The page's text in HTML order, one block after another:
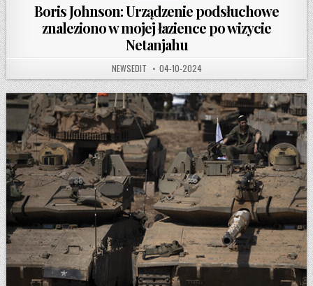
Boris Johnson: Urządzenie podsłuchowe
znaleziono w mojej łazience po wizycie
Netanjahu
AUTHOR:
NEWSEDIT PUBLISHED DATE:
04-10-2024